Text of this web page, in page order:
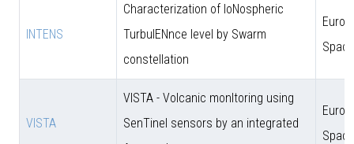
INTENS
Characterization of IoNospheric
TurbulENnce level by Swarm
constellation
VISTA
VISTA - Volcanic monItoring using
SenTinel sensors by an integrated